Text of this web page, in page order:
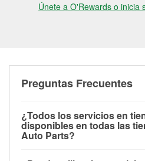
Únete a O'Rewards o inicia
Preguntas Frecuentes
¿Todos los servicios en
disponibles en todas las
Auto Parts?